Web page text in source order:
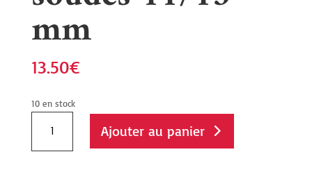
mm
13.50€
10 en stock
50
Ajouter au panier